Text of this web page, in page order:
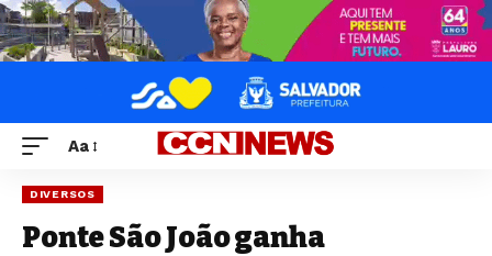
Aa
DIVERSOS
Ponte São João ganha